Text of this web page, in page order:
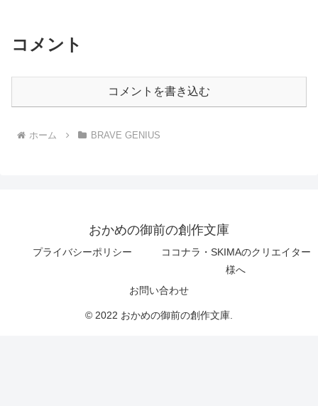
コメント
コメントを書き込む
ホーム BRAVE GENIUS
おかめの御前の創作文庫
プライバシーポリシー
ココナラ・SKIMAのクリエイター
様へ
お問い合わせ
© 2022 おかめの御前の創作文庫.